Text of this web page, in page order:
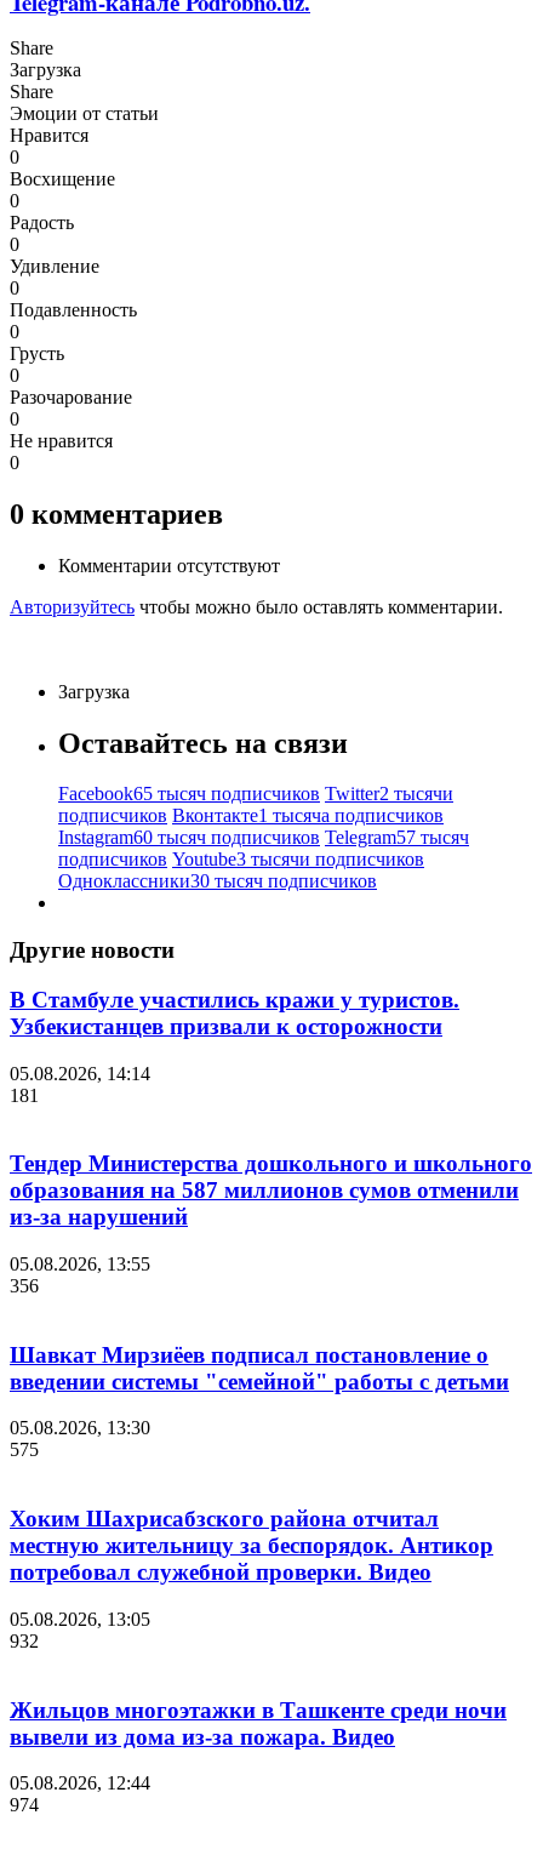
Share
Загрузка
Share
Эмоции от статьи
Нравится
0
Восхищение
0
Радость
0
Удивление
0
Подавленность
0
Грусть
0
Разочарование
0
Не нравится
0
0 комментариев
Комментарии отсутствуют
Авторизуйтесь чтобы можно было оставлять комментарии.
Загрузка
Оставайтесь на связи
Facebook65 тысяч подписчиков Twitter2 тысячи
подписчиков Вконтакте1 тысяча подписчиков
Instagram60 тысяч подписчиков Telegram57 тысяч
подписчиков Youtube3 тысячи подписчиков
Одноклассники30 тысяч подписчиков
Другие новости
В Стамбуле участились кражи у туристов.
Узбекистанцев призвали к осторожности
05.08.2026, 14:14
181
Тендер Министерства дошкольного и школьного
образования на 587 миллионов сумов отменили
из-за нарушений
05.08.2026, 13:55
356
Шавкат Мирзиёев подписал постановление о
введении системы "семейной" работы с детьми
05.08.2026, 13:30
575
Хоким Шахрисабзского района отчитал
местную жительницу за беспорядок. Антикор
потребовал служебной проверки. Видео
05.08.2026, 13:05
932
Жильцов многоэтажки в Ташкенте среди ночи
вывели из дома из-за пожара. Видео
05.08.2026, 12:44
974